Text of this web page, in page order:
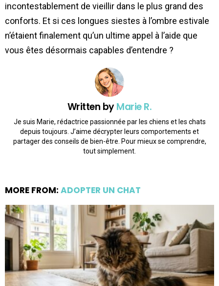
incontestablement de vieillir dans le plus grand des
conforts. Et si ces longues siestes à l’ombre estivale
n’étaient finalement qu’un ultime appel à l’aide que
vous êtes désormais capables d’entendre ?
Written byMarie R.
Je suis Marie, rédactrice passionnée par les chiens et les chats
depuis toujours. J’aime décrypter leurs comportements et
partager des conseils de bien-être. Pour mieux se comprendre,
tout simplement.
MORE FROM: ADOPTER UN CHAT